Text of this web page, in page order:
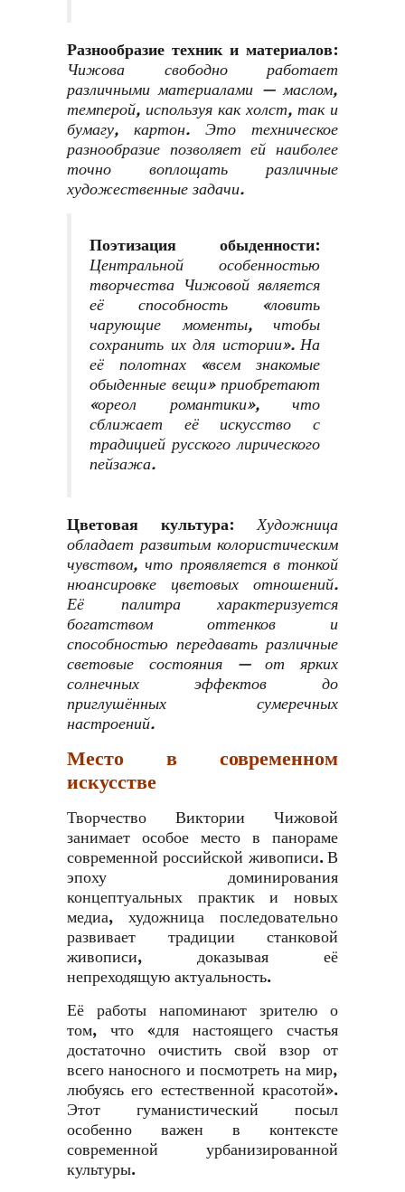
Разнообразие техник и материалов:
Чижова свободно работает
различными материалами — маслом,
темперой, используя как холст, так и
бумагу, картон. Это техническое
разнообразие позволяет ей наиболее
точно воплощать различные
художественные задачи.
Поэтизация обыденности:
Центральной особенностью
творчества Чижовой является
её способность «ловить
чарующие моменты, чтобы
сохранить их для истории». На
её полотнах «всем знакомые
обыденные вещи» приобретают
«ореол романтики», что
сближает её искусство с
традицией русского лирического
пейзажа.
Цветовая культура:Художница
обладает развитым колористическим
чувством, что проявляется в тонкой
нюансировке цветовых отношений.
Её палитра характеризуется
богатством оттенков и
способностью передавать различные
световые состояния — от ярких
солнечных эффектов до
приглушённых сумеречных
настроений.
Место в современном
искусстве
Творчество Виктории Чижовой
занимает особое место в панораме
современной российской живописи. В
эпоху доминирования
концептуальных практик и новых
медиа, художница последовательно
развивает традиции станковой
живописи, доказывая её
непреходящую актуальность.
Её работы напоминают зрителю о
том, что «для настоящего счастья
достаточно очистить свой взор от
всего наносного и посмотреть на мир,
любуясь его естественной красотой».
Этот гуманистический посыл
особенно важен в контексте
современной урбанизированной
культуры.